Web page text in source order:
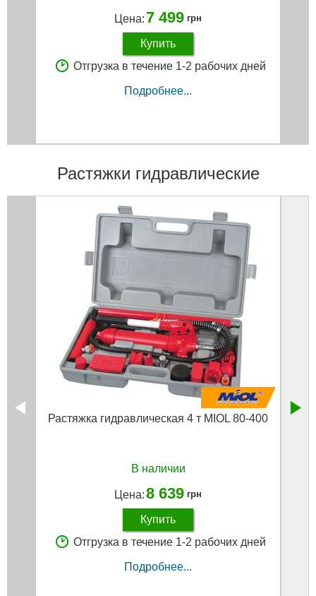
Цена: 7 499 грн
Купить
Отгрузка в течение 1-2 рабочих дней
Подробнее...
Растяжки гидравлические
Растяжка гидравлическая 4 т MIOL 80-400
В наличии
Цена:8 639 грн
Купить
Отгрузка в течение 1-2 рабочих дней
Подробнее...